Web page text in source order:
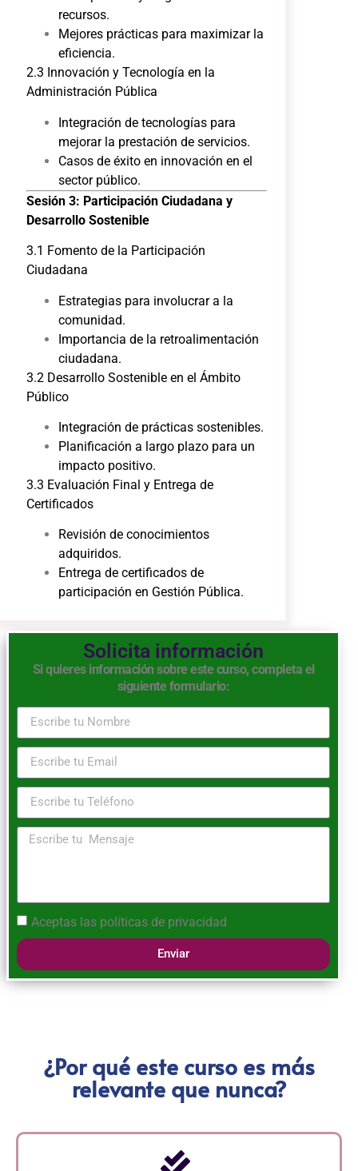
recursos.
Mejores prácticas para maximizar la
eficiencia.
2.3 Innovación y Tecnología en la
Administración Pública
Integración de tecnologías para
mejorar la prestación de servicios.
Casos de éxito en innovación en el
sector público.
Sesión 3: Participación Ciudadana y
Desarrollo Sostenible
3.1 Fomento de la Participación
Ciudadana
Estrategias para involucrar a la
comunidad.
Importancia de la retroalimentación
ciudadana.
3.2 Desarrollo Sostenible en el Ámbito
Público
Integración de prácticas sostenibles.
Planificación a largo plazo para un
impacto positivo.
3.3 Evaluación Final y Entrega de
Certificados
Revisión de conocimientos
adquiridos.
Entrega de certificados de
participación en Gestión Pública.
Solicita información
Si quieres información sobre este curso, completa el
siguiente formulario:
Aceptas las políticas de privacidad
Enviar
¿Por qué este curso es más
relevante que nunca?